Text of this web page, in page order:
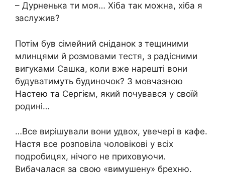
– Дурненька ти моя… Хіба так можна, хіба я
заслужив?
Потім був сімейний сніданок з тещиними
млинцями й розмовами тестя, з радісними
вигуками Сашка, коли вже нарешті вони
будуватимуть будиночок? З мовчазною
Настею та Сергієм, який почувався у своїй
родині…
…Все вирішували вони удвох, увечері в кафе.
Настя все розповіла чоловікові у всіх
подробицях, нічого не приховуючи.
Вибачалася за свою «вимушену» брехню.